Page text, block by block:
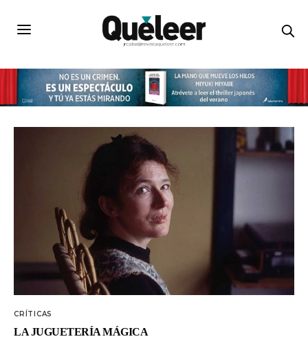
CRÍTICAS
LA JUGUETERÍA MÁGICA